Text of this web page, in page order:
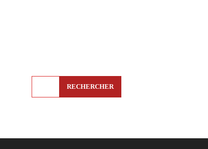
RECHERCHER